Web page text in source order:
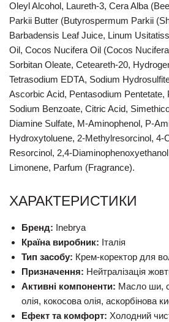
Oleyl Alcohol, Laureth-3, Cera Alba
Parkii Butter (Butyrospermum Parkii
Barbadensis Leaf Juice, Linum
Oil, Cocos Nucifera Oil (Cocos
Sorbitan Oleate, Ceteareth-20,
Tetrasodium EDTA, Sodium
Ascorbic Acid, Pentasodium Pentetate,
Sodium Benzoate, Citric Acid,
Diamine Sulfate, M-Aminophenol, P-
Hydroxytoluene, 2-Methylresorcinol, 4-
Resorcinol, 2,4-
Limonene, Parfum (Fragrance).
ХАРАКТЕРИСТИКИ
Бренд: Inebrya
Країна виробник: Італія
Тип засобу: Крем-коректор для
Призначення: Нейтралізація
Активні компоненти: Масло ши,
олія, кокосова олія, аскорбінова
Ефект та комфорт: Холодний